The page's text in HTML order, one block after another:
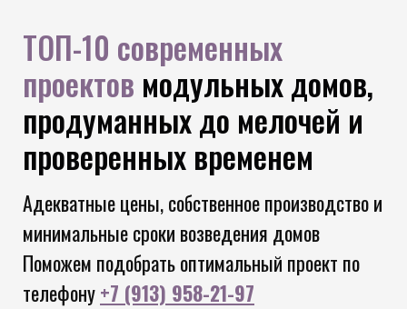
ТОП-10 современных
проектов модульных домов,
продуманных до мелочей и
проверенных временем
Адекватные цены, собственное производство и
минимальные сроки возведения домов
Поможем подобрать оптимальный проект по
телефону+7 (913) 958-21-97